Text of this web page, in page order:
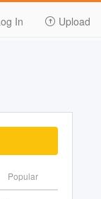
In Upload
Popular